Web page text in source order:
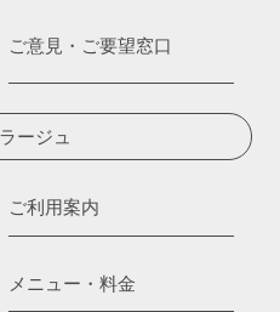
ご意見・ご要望窓口
ージュ
ご利用案内
メニュー・料金